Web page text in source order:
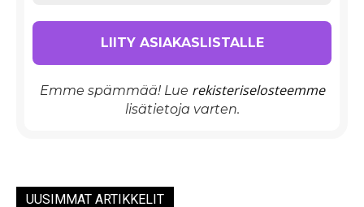
Emme spämmää! Lue rekisteriselosteemme
lisätietoja varten.
UUSIMMAT ARTIKKELIT